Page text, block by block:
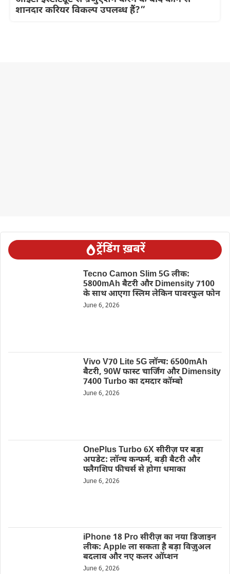
शानदार करियर विकल्प उपलब्ध हैं?”
ट्रेंडिंग ख़बरें
Tecno Camon Slim 5G लीक:
5800mAh बैटरी और Dimensity 7100
के साथ आएगा स्लिम लेकिन पावरफुल फोन
June 6, 2026
Vivo V70 Lite 5G लॉन्च: 6500mAh
बैटरी, 90W फास्ट चार्जिंग और Dimensity
7400 Turbo का दमदार कॉम्बो
June 6, 2026
OnePlus Turbo 6X सीरीज़ पर बड़ा
अपडेट: लॉन्च कन्फर्म, बड़ी बैटरी और
फ्लैगशिप फीचर्स से होगा धमाका
June 6, 2026
iPhone 18 Pro सीरीज़ का नया डिजाइन
लीक: Apple ला सकता है बड़ा विज़ुअल
बदलाव और नए कलर ऑप्शन
June 6, 2026